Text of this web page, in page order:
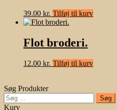
39.00 kr. Tilføj til kurv
Flot broderi.
12.00 kr. Tilføj til kurv
Søg Produkter
Søg
efter:
Kurv